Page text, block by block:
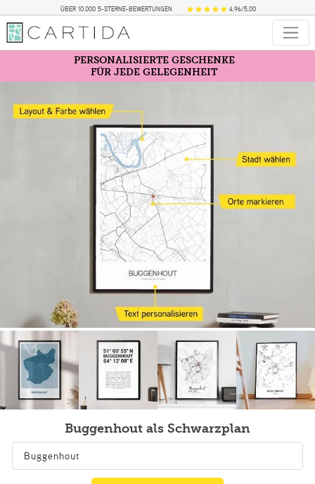
ÜBER 10.000 5-STERNE-BEWERTUNGEN 4,96/5,00
PERSONALISIERTE GESCHENKE
FÜR JEDE GELEGENHEIT
Buggenhout als Schwarzplan